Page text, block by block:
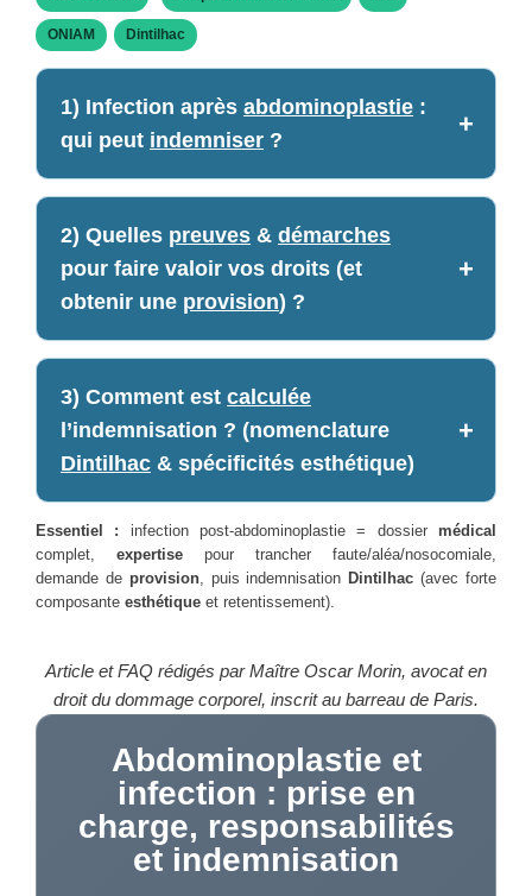
ONIAM Dintilhac
1) Infection après abdominoplastie :
qui peut indemniser ?
2) Quelles preuves & démarches
pour faire valoir vos droits (et
obtenir une provision) ?
3) Comment est calculée
l’indemnisation ? (nomenclature
Dintilhac & spécificités esthétique)
Essentiel : infection post-abdominoplastie = dossier médical
complet, expertise pour trancher faute/aléa/nosocomiale,
demande de provision, puis indemnisation Dintilhac (avec forte
composante esthétique et retentissement).
Article et FAQ rédigés par Maître Oscar Morin, avocat en
droit du dommage corporel, inscrit au barreau de Paris.
Abdominoplastie et
infection : prise en
charge, responsabilités
et indemnisation